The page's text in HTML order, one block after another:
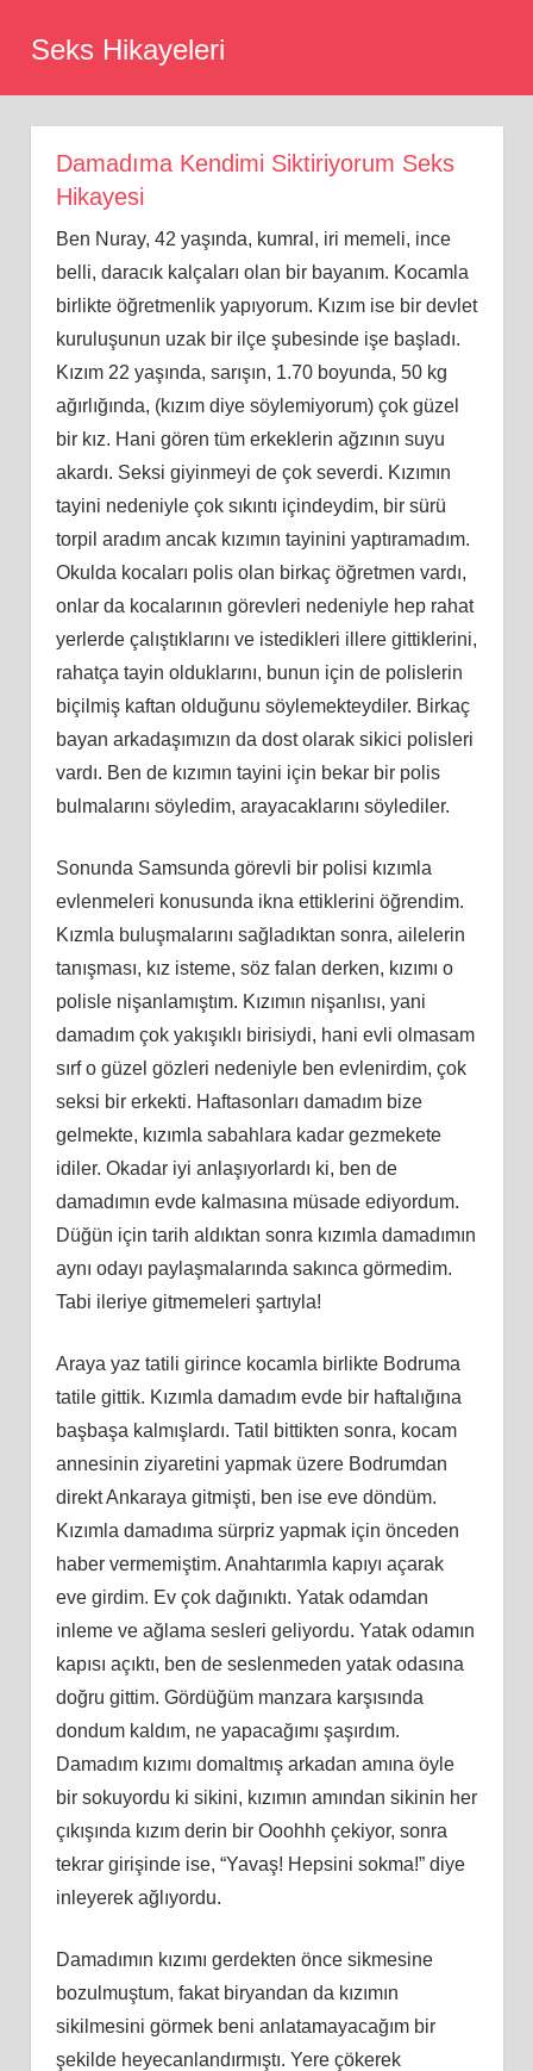
Seks Hikayeleri
Damadıma Kendimi Siktiriyorum Seks
Hikayesi
Ben Nuray, 42 yaşında, kumral, iri memeli, ince
belli, daracık kalçaları olan bir bayanım. Kocamla
birlikte öğretmenlik yapıyorum. Kızım ise bir devlet
kuruluşunun uzak bir ilçe şubesinde işe başladı.
Kızım 22 yaşında, sarışın, 1.70 boyunda, 50 kg
ağırlığında, (kızım diye söylemiyorum) çok güzel
bir kız. Hani gören tüm erkeklerin ağzının suyu
akardı. Seksi giyinmeyi de çok severdi. Kızımın
tayini nedeniyle çok sıkıntı içindeydim, bir sürü
torpil aradım ancak kızımın tayinini yaptıramadım.
Okulda kocaları polis olan birkaç öğretmen vardı,
onlar da kocalarının görevleri nedeniyle hep rahat
yerlerde çalıştıklarını ve istedikleri illere gittiklerini,
rahatça tayin olduklarını, bunun için de polislerin
biçilmiş kaftan olduğunu söylemekteydiler. Birkaç
bayan arkadaşımızın da dost olarak sikici polisleri
vardı. Ben de kızımın tayini için bekar bir polis
bulmalarını söyledim, arayacaklarını söylediler.
Sonunda Samsunda görevli bir polisi kızımla
evlenmeleri konusunda ikna ettiklerini öğrendim.
Kızmla buluşmalarını sağladıktan sonra, ailelerin
tanışması, kız isteme, söz falan derken, kızımı o
polisle nişanlamıştım. Kızımın nişanlısı, yani
damadım çok yakışıklı birisiydi, hani evli olmasam
sırf o güzel gözleri nedeniyle ben evlenirdim, çok
seksi bir erkekti. Haftasonları damadım bize
gelmekte, kızımla sabahlara kadar gezmekete
idiler. Okadar iyi anlaşıyorlardı ki, ben de
damadımın evde kalmasına müsade ediyordum.
Düğün için tarih aldıktan sonra kızımla damadımın
aynı odayı paylaşmalarında sakınca görmedim.
Tabi ileriye gitmemeleri şartıyla!
Araya yaz tatili girince kocamla birlikte Bodruma
tatile gittik. Kızımla damadım evde bir haftalığına
başbaşa kalmışlardı. Tatil bittikten sonra, kocam
annesinin ziyaretini yapmak üzere Bodrumdan
direkt Ankaraya gitmişti, ben ise eve döndüm.
Kızımla damadıma sürpriz yapmak için önceden
haber vermemiştim. Anahtarımla kapıyı açarak
eve girdim. Ev çok dağınıktı. Yatak odamdan
inleme ve ağlama sesleri geliyordu. Yatak odamın
kapısı açıktı, ben de seslenmeden yatak odasına
doğru gittim. Gördüğüm manzara karşısında
dondum kaldım, ne yapacağımı şaşırdım.
Damadım kızımı domaltmış arkadan amına öyle
bir sokuyordu ki sikini, kızımın amından sikinin her
çıkışında kızım derin bir Ooohhh çekiyor, sonra
tekrar girişinde ise, “Yavaş! Hepsini sokma!” diye
inleyerek ağlıyordu.
Damadımın kızımı gerdekten önce sikmesine
bozulmuştum, fakat biryandan da kızımın
sikilmesini görmek beni anlatamayacağım bir
şekilde heyecanlandırmıştı. Yere çökerek